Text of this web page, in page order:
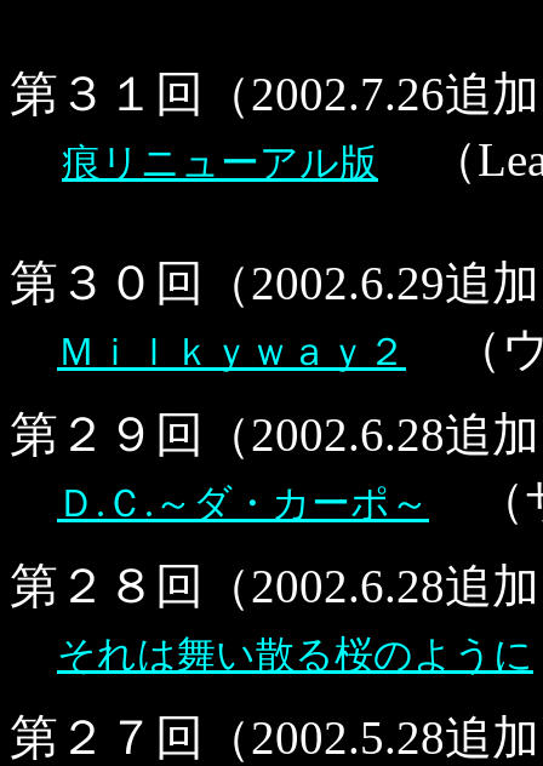
第３１回 （2002.7.26
痕リニューアル版 （
第３０回 （2002.6.29
Ｍｉｌｋｙｗａｙ２ （
第２９回 （2002.6.28
Ｄ.Ｃ.～ダ・カーポ～
第２８回 （2002.6.28
それは舞い散る桜のように
第２７回 （2002.5.28